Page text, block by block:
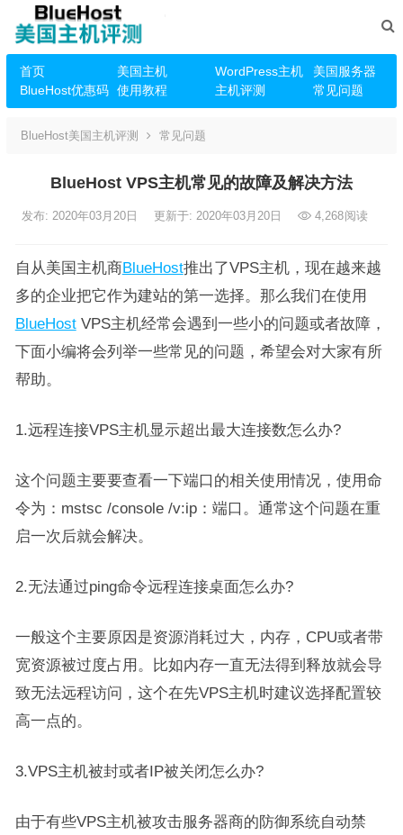
首页 美国主机 WordPress主机
美国服务器
BlueHost优惠码
使用教程 主机评测 常见问题
BlueHost美国主机评测 常见问题
BlueHost VPS主机常见的故障及解决方法
发布: 2020年03月20日 更新于: 2020年03月20日 4,268阅读
自从美国主机商BlueHost推出了VPS主机，现在越来越
多的企业把它作为建站的第一选择。那么我们在使用
BlueHostVPS主机经常会遇到一些小的问题或者故障，
下面小编将会列举一些常见的问题，希望会对大家有所
帮助。
1.远程连接VPS主机显示超出最大连接数怎么办?
这个问题主要要查看一下端口的相关使用情况，使用命
令为：mstsc /console /v:ip：端口。通常这个问题在重
启一次后就会解决。
2.无法通过ping命令远程连接桌面怎么办?
一般这个主要原因是资源消耗过大，内存，CPU或者带
宽资源被过度占用。比如内存一直无法得到释放就会导
致无法远程访问，这个在先VPS主机时建议选择配置较
高一点的。
3.VPS主机被封或者IP被关闭怎么办?
由于有些VPS主机被攻击服务器商的防御系统自动禁